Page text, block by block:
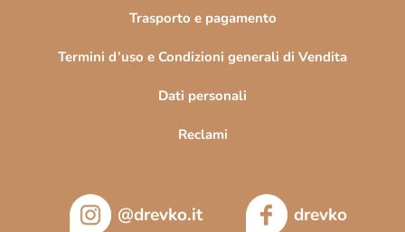
Trasporto e pagamento
Termini d’uso e Condizioni generali di Vendita
Dati personali
Reclami
@drevko.it drevko